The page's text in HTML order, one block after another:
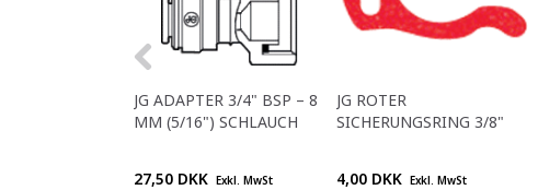
JG ADAPTER 3/4" BSP – 8
MM (5/16") SCHLAUCH
27,50 DKK Exkl. MwSt
JG ROTER
SICHERUNGSRING 3/8"
4,00 DKK Exkl. MwSt